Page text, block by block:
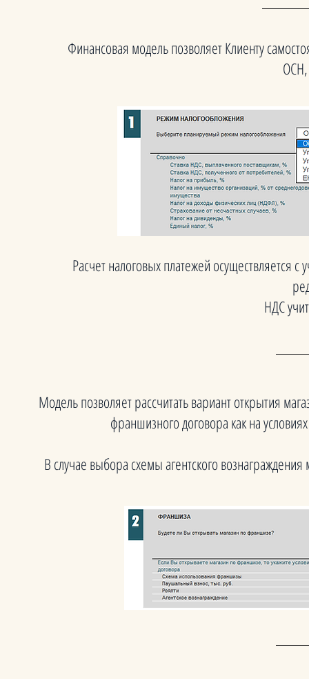
Финансовая модель позволяет Клиенту
Расчет налоговых платежей осуществляется
НДС
Модель позволяет рассчитать вариант открытия
франшизного договора как на
В случае выбора схемы агентского